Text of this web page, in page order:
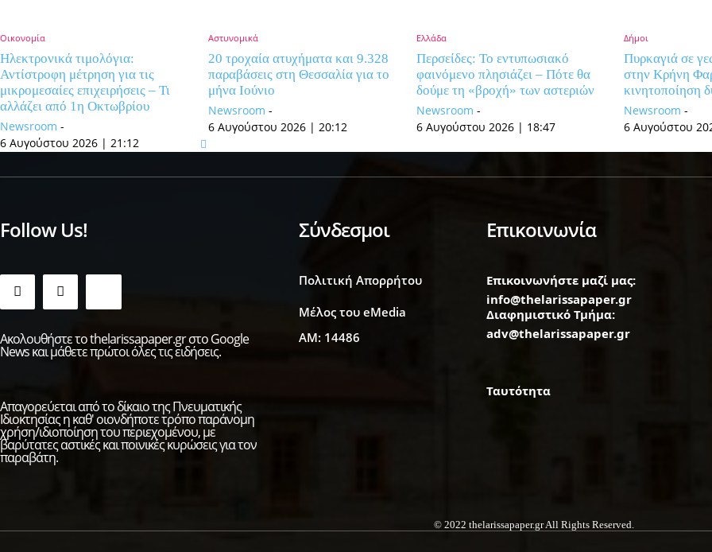
Οικονομία
Ηλεκτρονικά τιμολόγια:
Αντίστροφη μέτρηση για τις
μικρομεσαίες επιχειρήσεις – Τι
αλλάζει από 1η Οκτωβρίου
Newsroom -
6 Αυγούστου 2026 | 21:12
Αστυνομικά
20 τροχαία ατυχήματα και 9.328
παραβάσεις στη Θεσσαλία για το
μήνα Ιούνιο
Newsroom -
6 Αυγούστου 2026 | 20:12
Ελλάδα
Περσείδες: Το εντυπωσιακό
φαινόμενο πλησιάζει – Πότε θα
δούμε τη «βροχή» των αστεριών
Newsroom -
6 Αυγούστου 2026 | 18:47
Δήμοι
Πυρκαγιά σε
στην Κρήνη
κινητοποίηση
Newsroom -
6 Αυγούστου
Follow Us!
Ακολουθήστε το thelarissapaper.gr στο Google
News και μάθετε πρώτοι όλες τις ειδήσεις.
Απαγορεύεται από το δίκαιο της Πνευματικής
Ιδιοκτησίας η καθ' οιονδήποτε τρόπο παράνομη
χρήση/ιδιοποίηση του περιεχομένου, με
βαρύτατες αστικές και ποινικές κυρώσεις για τον
παραβάτη.
Σύνδεσμοι
Πολιτική Απορρήτου
Μέλος του eMedia
ΑΜ: 14486
Επικοινωνία
Επικοινωνήστε μαζί μας:
info@thelarissapaper.gr
Διαφημιστικό Τμήμα:
adv@thelarissapaper.gr
Ταυτότητα
© 2022 thelarissapaper.gr All Rights Reserved.